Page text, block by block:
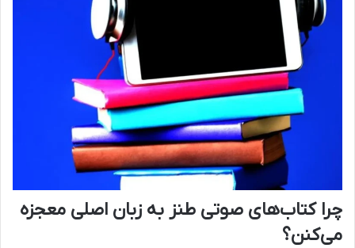
چرا کتاب‌های صوتی طنز به زبان اصلی معجزه
می‌کنن؟